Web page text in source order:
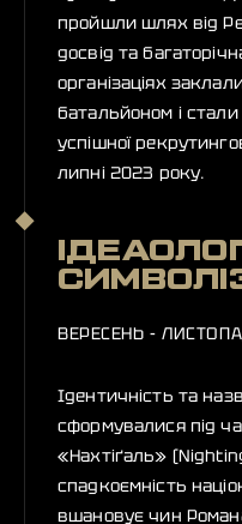
пройшли шлях від
досвід та
організаціях
батальйоном і
успішної
липні 2023 року.
ВЕРЕСЕНЬ -
Ідентичність та
сформувалися під
«Нахтіґаль»
спадкоємність
вшановує чин